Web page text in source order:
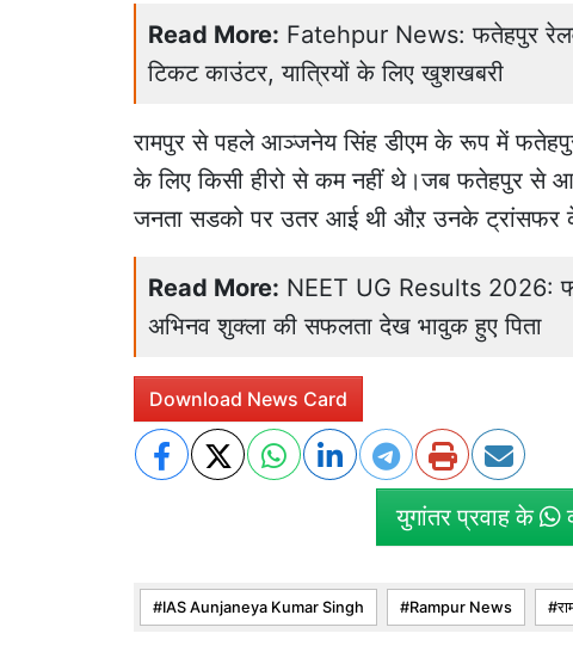
Read More: Fatehpur News: फतेहपुर
टिकट काउंटर, यात्रियों के लिए खुशखबरी
रामपुर से पहले आञ्जनेय सिंह डीएम के रूप में
के लिए किसी हीरो से कम नहीं थे।जब फतेहपुर से
जनता सडको पर उतर आई थी औऱ उनके ट्रांसफर के
Read More: NEET UG Results 2026:
अभिनव शुक्ला की सफलता देख भावुक हुए पिता
Download News Card
युगांतर प्रवाह के
IAS Aunjaneya Kumar Singh Rampur News